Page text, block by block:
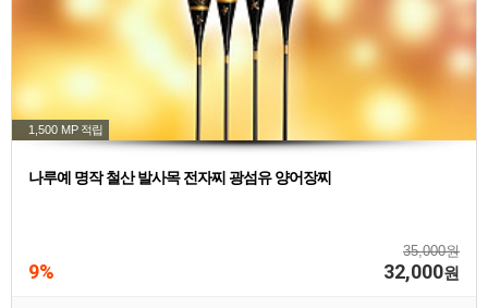
1,500 MP 적립
나루예 명작 철산 발사목 전자찌 광섬유 양어장찌
35,000원
9% 32,000원